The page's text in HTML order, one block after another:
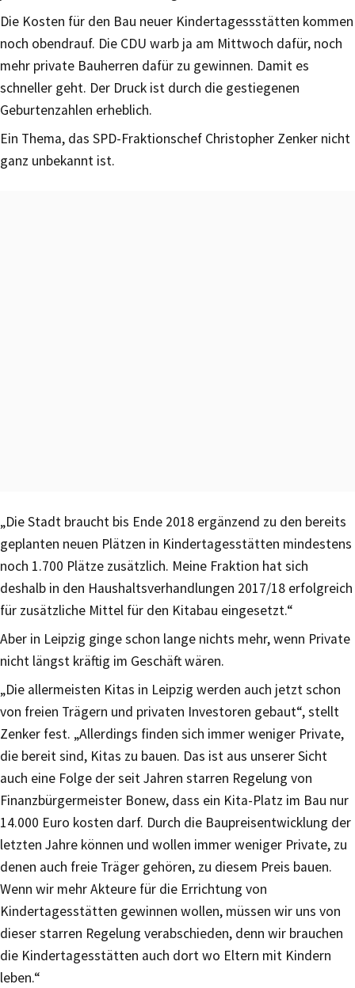
Die Kosten für den Bau neuer Kindertagessstätten kommen
noch obendrauf. Die CDU warb ja am Mittwoch dafür, noch
mehr private Bauherren dafür zu gewinnen. Damit es
schneller geht. Der Druck ist durch die gestiegenen
Geburtenzahlen erheblich.
Ein Thema, das SPD-Fraktionschef Christopher Zenker nicht
ganz unbekannt ist.
„Die Stadt braucht bis Ende 2018 ergänzend zu den bereits
geplanten neuen Plätzen in Kindertagesstätten mindestens
noch 1.700 Plätze zusätzlich. Meine Fraktion hat sich
deshalb in den Haushaltsverhandlungen 2017/18 erfolgreich
für zusätzliche Mittel für den Kitabau eingesetzt.“
Aber in Leipzig ginge schon lange nichts mehr, wenn Private
nicht längst kräftig im Geschäft wären.
„Die allermeisten Kitas in Leipzig werden auch jetzt schon
von freien Trägern und privaten Investoren gebaut“, stellt
Zenker fest. „Allerdings finden sich immer weniger Private,
die bereit sind, Kitas zu bauen. Das ist aus unserer Sicht
auch eine Folge der seit Jahren starren Regelung von
Finanzbürgermeister Bonew, dass ein Kita-Platz im Bau nur
14.000 Euro kosten darf. Durch die Baupreisentwicklung der
letzten Jahre können und wollen immer weniger Private, zu
denen auch freie Träger gehören, zu diesem Preis bauen.
Wenn wir mehr Akteure für die Errichtung von
Kindertagesstätten gewinnen wollen, müssen wir uns von
dieser starren Regelung verabschieden, denn wir brauchen
die Kindertagesstätten auch dort wo Eltern mit Kindern
leben.“